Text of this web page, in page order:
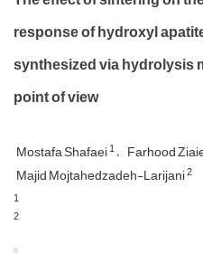
response of hydroxyl
synthesized via hydrolysis
point of view
Mostafa Shafaei1 Farhood
Majid Mojtahedzadeh-Larijani2
1
2